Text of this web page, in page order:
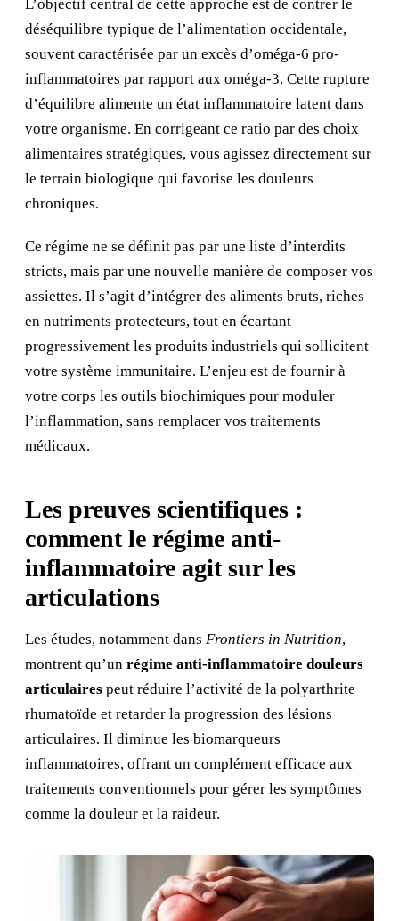
L’objectif central de cette approche est de contrer le
déséquilibre typique de l’alimentation occidentale,
souvent caractérisée par un excès d’oméga-6 pro-
inflammatoires par rapport aux oméga-3. Cette rupture
d’équilibre alimente un état inflammatoire latent dans
votre organisme. En corrigeant ce ratio par des choix
alimentaires stratégiques, vous agissez directement sur
le terrain biologique qui favorise les douleurs
chroniques.
Ce régime ne se définit pas par une liste d’interdits
stricts, mais par une nouvelle manière de composer vos
assiettes. Il s’agit d’intégrer des aliments bruts, riches
en nutriments protecteurs, tout en écartant
progressivement les produits industriels qui sollicitent
votre système immunitaire. L’enjeu est de fournir à
votre corps les outils biochimiques pour moduler
l’inflammation, sans remplacer vos traitements
médicaux.
Les preuves scientifiques :
comment le régime anti-
inflammatoire agit sur les
articulations
Les études, notamment dans Frontiers in Nutrition,
montrent qu’un régime anti-inflammatoire douleurs
articulaires peut réduire l’activité de la polyarthrite
rhumatoïde et retarder la progression des lésions
articulaires. Il diminue les biomarqueurs
inflammatoires, offrant un complément efficace aux
traitements conventionnels pour gérer les symptômes
comme la douleur et la raideur.